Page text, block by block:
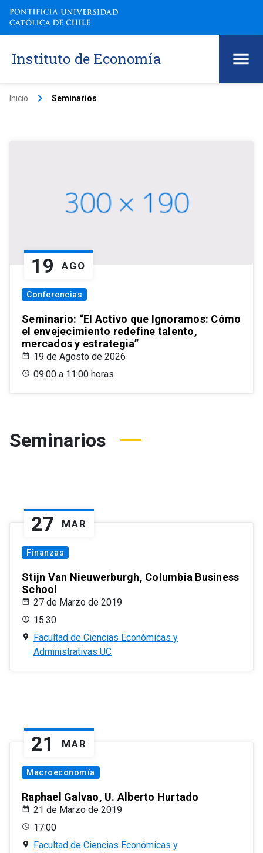
Instituto de Economía
Inicio keyboard_arrow_right Seminarios
19 AGO
Conferencias
Seminario: “El Activo que Ignoramos: Cómo
el envejecimiento redefine talento,
mercados y estrategia”
19 de Agosto de 2026
09:00 a 11:00 horas
Seminarios
27 MAR
Finanzas
Stijn Van Nieuwerburgh, Columbia Business
School
27 de Marzo de 2019
15:30
Facultad de Ciencias Económicas y
Administrativas UC
21 MAR
Macroeconomía
Raphael Galvao, U. Alberto Hurtado
21 de Marzo de 2019
17:00
Facultad de Ciencias Económicas y